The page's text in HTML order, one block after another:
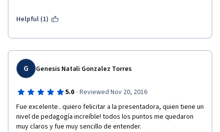
enemigo, dado a la evolución constante del software y el ritmo
condicionada al crecimiento del software que se está
De todas maneras, aquí se gestan los fundamentos, luego cada
uno explora el camino a seguir, para crecer como desarrollador.
Muy buen curso, gracias!
Helpful (1)
G Genesis Natali Gonzalez Torres
5.0 · Reviewed Nov 20, 2016
Fue excelente.. quiero felicitar a la presentadora, quien tiene un
nivel de pedagogía increíble! todos los puntos me quedaron
muy claros y fue muy sencillo de entender.